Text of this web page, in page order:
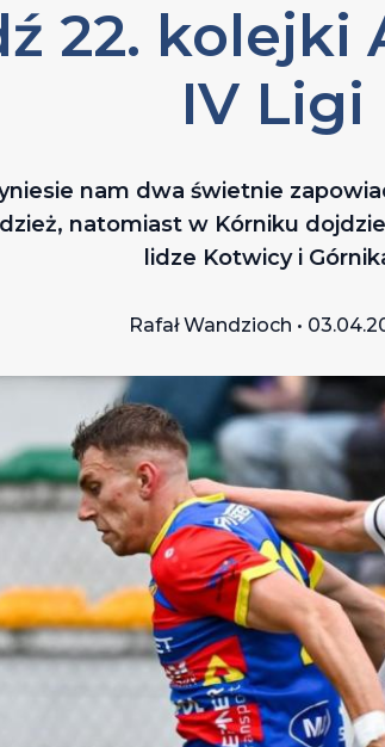
22. kolejki
IV Ligi
nam dwa świetnie
natomiast w Kórniku
lidze Kotwicy i
Rafał Wandzioch •